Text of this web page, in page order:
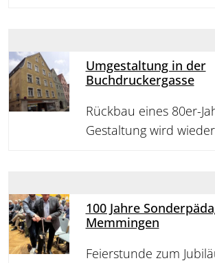
Umgestaltung in der
Buchdruckergasse
Rückbau eines 80er-
Gestaltung wird wieder
100 Jahre
Memmingen
Feierstunde zum